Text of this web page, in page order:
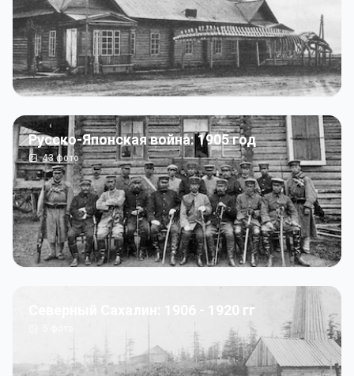
Русско-Японская война: 1905 год
43фото
Северный Сахалин: 1906 - 1920 гг